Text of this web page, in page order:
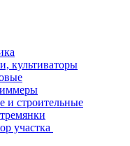
культиваторы
и строительные
участка